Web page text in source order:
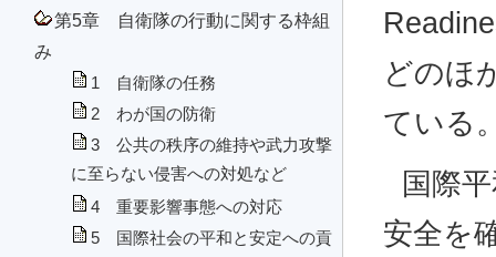
第5章 自衛隊の行動に関する枠組
み
1 自衛隊の任務
2 わが国の防衛
3 公共の秩序の維持や武力攻撃
に至らない侵害への対処など
4 重要影響事態への対応
5 国際社会の平和と安定への貢
どのほ
ている
国際
安全を